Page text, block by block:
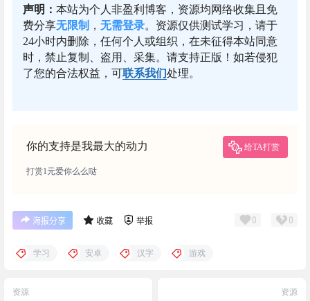
声明： 本站为个人非盈利博客，资源均网络收集且免
费分享无限制 ， 无需登录。资源仅供测试学习，请于
24小时内删除，任何个人或组织，在未征得本站同意
时，禁止复制、盗用、采集。请支持正版！如若侵犯
了您的合法权益，可联系我们处理。
你的支持是我最大的动力 给TA打赏
打赏1元爱你么么哒
海报分享 收藏 举报 0 0
学习 安卓 汉字 游戏
资源 资源